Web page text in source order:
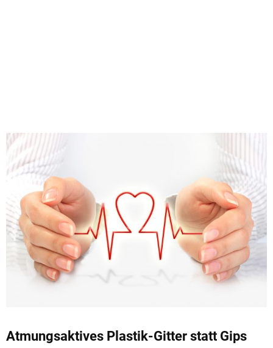
Atmungsaktives Plastik-Gitter statt Gips